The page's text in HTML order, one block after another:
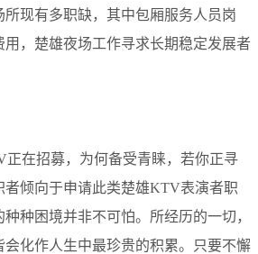
所现有多职缺，其中包厢服务人员岗
，楚雄夜场工作寻求长期稳定发展者
正在招募，为何备受青睐，若你正寻
者倾向于申请此类楚雄KTV表演者职
种困境并非不可怕。所经历的一切，
化作人生中最珍贵的积累。只要不懈